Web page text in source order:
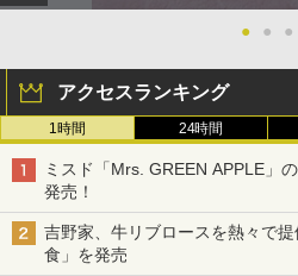
● ● ●
アクセスランキング
1時間 24時間
ミスド「Mrs. GREEN APPLE」
発売！
吉野家、牛リブロースを熱々で
食」を発売